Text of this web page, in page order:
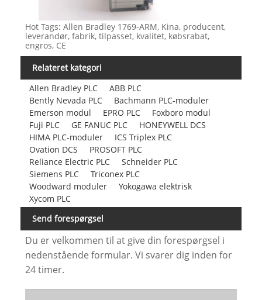
Hot Tags: Allen Bradley 1769-ARM, Kina, producent,
leverandør, fabrik, tilpasset, kvalitet, købsrabat,
engros, CE
Relateret kategori
Allen Bradley PLC
ABB PLC
Bently Nevada PLC
Bachmann PLC-moduler
Emerson modul
EPRO PLC
Foxboro modul
Fuji PLC
GE FANUC PLC
HONEYWELL DCS
HIMA PLC-moduler
ICS Triplex PLC
Ovation DCS
PROSOFT PLC
Reliance Electric PLC
Schneider PLC
Siemens PLC
Triconex PLC
Woodward moduler
Yokogawa elektrisk
Xycom PLC
Send forespørgsel
Du er velkommen til at give din forespørgsel i
nedenstående formular. Vi svarer dig inden for
24 timer.